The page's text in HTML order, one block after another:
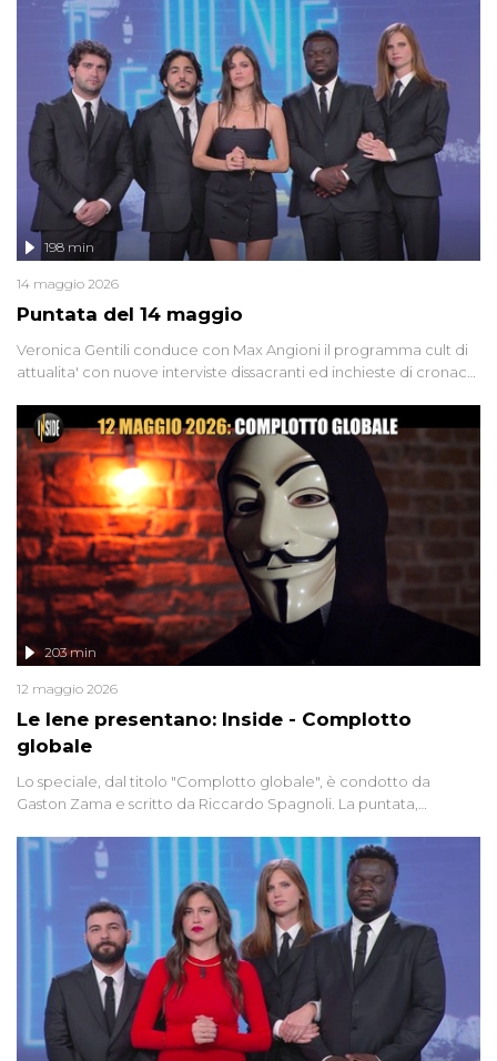
'90 e il 2000 che, inquietantemente, potrebbe essere ancora in
libertà. Lo speciale affronta inoltre le zone d'ombra sul Mostro di
Firenze, le cui responsabilità appaiono ancora oggi avvolte in un
groviglio di dubbi mai chiariti. Nel corso dello speciale anche
l'intervista inedita a Olindo Romano, realizzata ne...
Puntata del 14 maggio
198 min
14 maggio 2026
Veronica Gentili conduce con Max Angioni il programma cult di
attualita' con nuove interviste dissacranti ed inchieste di cronaca
Le Iene presentano: Inside - Complotto
globale
203 min
12 maggio 2026
Lo speciale, dal titolo "Complotto globale", è condotto da
Gaston Zama e scritto da Riccardo Spagnoli. La puntata,
racconta l'universo delle narrazioni alternative, dei sospetti
globali e del complottismo che negli ultimi anni hanno invaso
social network, talk show, piazze digitali e immaginario collettivo.